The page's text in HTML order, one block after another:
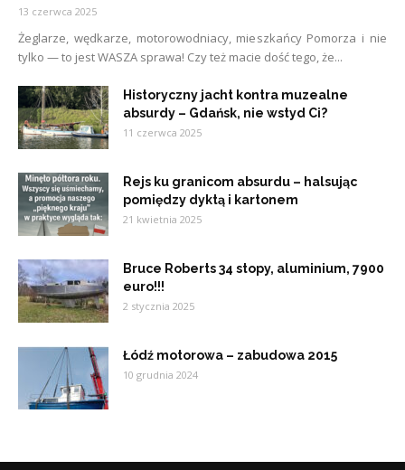
13 czerwca 2025
Żeglarze, wędkarze, motorowodniacy, mieszkańcy Pomorza i nie
tylko — to jest WASZA sprawa! Czy też macie dość tego, że...
Historyczny jacht kontra muzealne
absurdy – Gdańsk, nie wstyd Ci?
11 czerwca 2025
Rejs ku granicom absurdu – halsując
pomiędzy dyktą i kartonem
21 kwietnia 2025
Bruce Roberts 34 stopy, aluminium, 7900
euro!!!
2 stycznia 2025
Łódź motorowa – zabudowa 2015
10 grudnia 2024